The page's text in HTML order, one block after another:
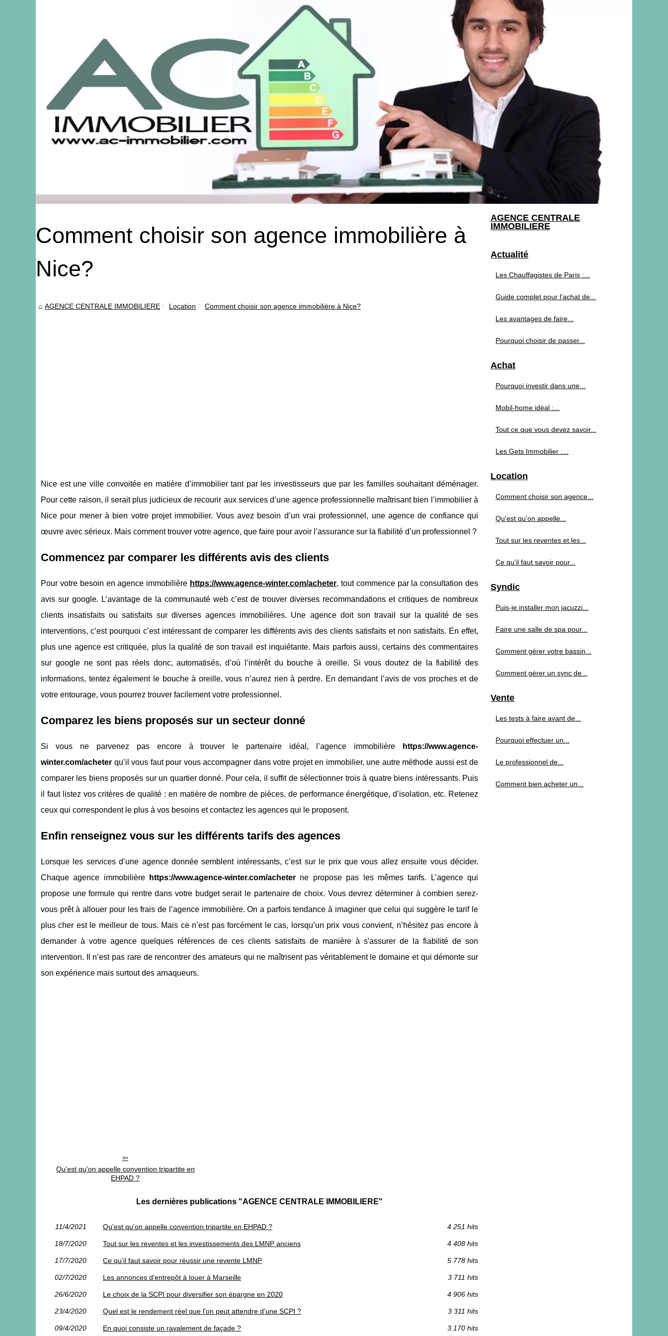
Comment choisir son agence immobilière à
Nice?
AGENCE CENTRALE IMMOBILIERE Location Comment choisir son agence immobilière à Nice?
Nice est une ville convoitée en matière d’immobilier tant par les investisseurs que par les familles souhaitant déménager.
Pour cette raison, il serait plus judicieux de recourir aux services d’une agence professionnelle maîtrisant bien l’immobilier à
Nice pour mener à bien votre projet immobilier. Vous avez besoin d’un vrai professionnel, une agence de confiance qui
œuvre avec sérieux. Mais comment trouver votre agence, que faire pour avoir l’assurance sur la fiabilité d’un professionnel ?
Commencez par comparer les différents avis des clients
Pour votre besoin en agence immobilière https://www.agence-winter.com/acheter, tout commence par la consultation des
avis sur google. L’avantage de la communauté web c’est de trouver diverses recommandations et critiques de nombreux
clients insatisfaits ou satisfaits sur diverses agences immobilières. Une agence doit son travail sur la qualité de ses
interventions, c’est pourquoi c’est intéressant de comparer les différents avis des clients satisfaits et non satisfaits. En effet,
plus une agence est critiquée, plus la qualité de son travail est inquiétante. Mais parfois aussi, certains des commentaires
sur google ne sont pas réels donc, automatisés, d’où l’intérêt du bouche à oreille. Si vous doutez de la fiabilité des
informations, tentez également le bouche à oreille, vous n’aurez rien à perdre. En demandant l’avis de vos proches et de
votre entourage, vous pourrez trouver facilement votre professionnel.
Comparez les biens proposés sur un secteur donné
Si vous ne parvenez pas encore à trouver le partenaire idéal, l’agence immobilière https://www.agence-
winter.com/acheter qu’il vous faut pour vous accompagner dans votre projet en immobilier, une autre méthode aussi est de
comparer les biens proposés sur un quartier donné. Pour cela, il suffit de sélectionner trois à quatre biens intéressants. Puis
il faut listez vos critères de qualité : en matière de nombre de pièces, de performance énergétique, d’isolation, etc. Retenez
ceux qui correspondent le plus à vos besoins et contactez les agences qui le proposent.
Enfin renseignez vous sur les différents tarifs des agences
Lorsque les services d’une agence donnée semblent intéressants, c’est sur le prix que vous allez ensuite vous décider.
Chaque agence immobilière
https://www.agence-winter.com/acheter ne propose pas les mêmes tarifs. L’agence qui
propose une formule qui rentre dans votre budget serait le partenaire de choix. Vous devrez déterminer à combien serez-
vous prêt à allouer pour les frais de l’agence immobilière. On a parfois tendance à imaginer que celui qui suggère le tarif le
plus cher est le meilleur de tous. Mais ce n’est pas forcément le cas, lorsqu’un prix vous convient, n’hésitez pas encore à
demander à votre agence quelques références de ces clients satisfaits de manière à s'assurer de la fiabilité de son
intervention. Il n’est pas rare de rencontrer des amateurs qui ne maîtrisent pas véritablement le domaine et qui démonte sur
son expérience mais surtout des arnaqueurs.
Qu'est qu'on appelle convention tripartite en
EHPAD ?
Les dernières publications "AGENCE CENTRALE IMMOBILIERE"
11/4/2021 Qu'est qu'on appelle convention tripartite en EHPAD ? 4 251 hits
18/7/2020 Tout sur les reventes et les investissements des LMNP anciens 4 408 hits
17/7/2020 Ce qu'il faut savoir pour réussir une revente LMNP 5 778 hits
02/7/2020 Les annonces d'entrepôt à louer à Marseille 3 711 hits
26/6/2020 Le choix de la SCPI pour diversifier son épargne en 2020 4 906 hits
23/4/2020 Quel est le rendement réel que l'on peut attendre d'une SCPI ? 3 311 hits
09/4/2020 En quoi consiste un ravalement de façade ? 3 170 hits
AGENCE CENTRALE
IMMOBILIERE
Actualité
Les Chauffagistes de Paris :...
Guide complet pour l'achat de...
Les avantages de faire...
Pourquoi choisir de passer...
Achat
Pourquoi investir dans une...
Mobil-home idéal :...
Tout ce que vous devez savoir...
Les Gets Immobilier :...
Location
Comment choisir son agence...
Qu'est qu'on appelle...
Tout sur les reventes et les...
Ce qu'il faut savoir pour...
Syndic
Puis-je installer mon jacuzzi...
Faire une salle de spa pour...
Comment gérer votre bassin...
Comment gérer un sync de...
Vente
Les tests à faire avant de...
Pourquoi effectuer un...
Le professionnel de...
Comment bien acheter un...